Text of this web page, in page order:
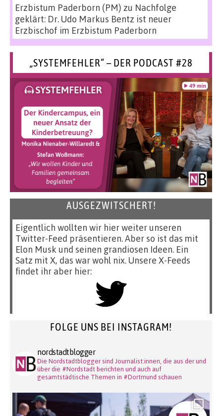
Erzbistum Paderborn (PM) zu Nachfolge
geklärt: Dr. Udo Markus Bentz ist neuer
Erzbischof im Erzbistum Paderborn
„SYSTEMFEHLER“ – DER PODCAST #28
AUSGEZWITSCHERT!
Eigentlich wollten wir hier weiter unseren
Twitter-Feed präsentieren. Aber so ist das mit
Elon Musk und seinen grandiosen Ideen. Ein
Satz mit X, das war wohl nix. Unsere X-Feeds
findet ihr aber hier:
FOLGE UNS BEI INSTAGRAM!
nordstadtblogger
Die Nordstadtblogger sind Journalist:innen, die aus der und
über die #Nordstadt berichten und auch auf
gesamtstädtische Themen in #Dortmund schauen